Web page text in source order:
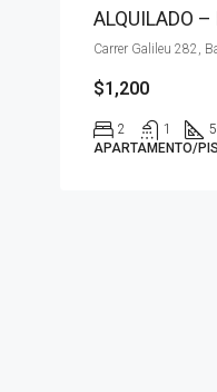
ALQUILADO
Carrer Galileu 282,
$1,200
2 1
APARTAMENTO/